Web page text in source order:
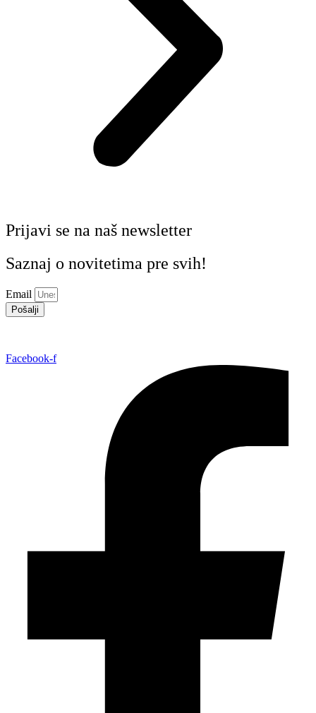
Prijavi se na naš newsletter
Saznaj o novitetima pre svih!
Email
Pošalji
Facebook-f